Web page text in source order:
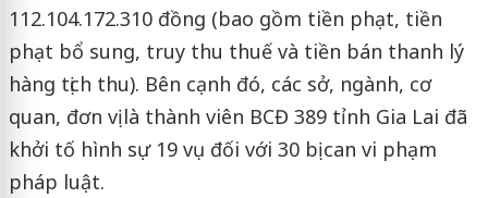
112.104.172.310 đồng (bao gồm tiền phạt, tiền
phạt bổ sung, truy thu thuế và tiền bán thanh lý
hàng tịch thu). Bên cạnh đó, các sở, ngành, cơ
quan, đơn vị là thành viên BCĐ 389 tỉnh Gia Lai đã
khởi tố hình sự 19 vụ đối với 30 bị can vi phạm
pháp luật.